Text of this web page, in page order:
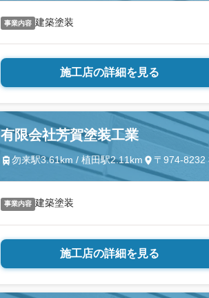
事業内容 建築塗装
施工店の詳細を見る
有限会社芳賀塗装工業
勿来駅3.61km / 植田駅2.11km 〒974-8232
事業内容 建築塗装
施工店の詳細を見る